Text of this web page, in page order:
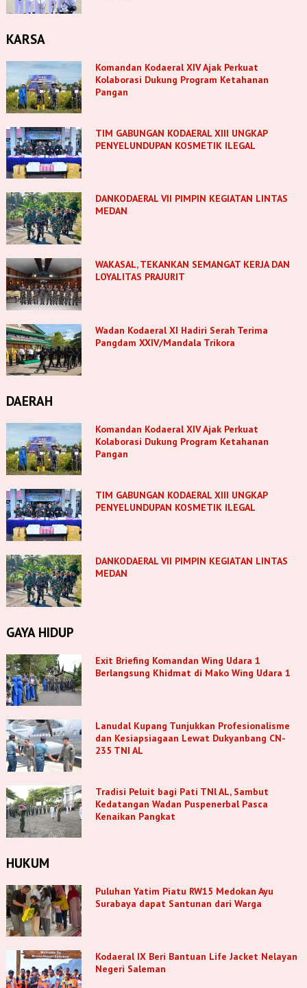
KARSA
Komandan Kodaeral XIV Ajak Perkuat
Kolaborasi Dukung Program Ketahanan
Pangan
TIM GABUNGAN KODAERAL XIII UNGKAP
PENYELUNDUPAN KOSMETIK ILEGAL
DANKODAERAL VII PIMPIN KEGIATAN LINTAS
MEDAN
WAKASAL, TEKANKAN SEMANGAT KERJA DAN
LOYALITAS PRAJURIT
Wadan Kodaeral XI Hadiri Serah Terima
Pangdam XXIV/Mandala Trikora
DAERAH
Komandan Kodaeral XIV Ajak Perkuat
Kolaborasi Dukung Program Ketahanan
Pangan
TIM GABUNGAN KODAERAL XIII UNGKAP
PENYELUNDUPAN KOSMETIK ILEGAL
DANKODAERAL VII PIMPIN KEGIATAN LINTAS
MEDAN
GAYA HIDUP
Exit Briefing Komandan Wing Udara 1
Berlangsung Khidmat di Mako Wing Udara 1
Lanudal Kupang Tunjukkan Profesionalisme
dan Kesiapsiagaan Lewat Dukyanbang CN-
235 TNI AL
Tradisi Peluit bagi Pati TNl AL, Sambut
Kedatangan Wadan Puspenerbal Pasca
Kenaikan Pangkat
HUKUM
Puluhan Yatim Piatu RW15 Medokan Ayu
Surabaya dapat Santunan dari Warga
Kodaeral IX Beri Bantuan Life Jacket Nelayan
Negeri Saleman